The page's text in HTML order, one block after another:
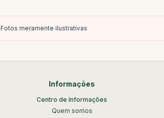
Fotos meramente ilustrativas
Informações
Centro de Informações
Quem somos